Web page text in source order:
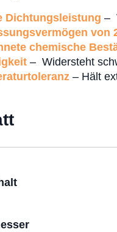
Dichtungsleistung –
von
chemische
– Widersteht
– Hält